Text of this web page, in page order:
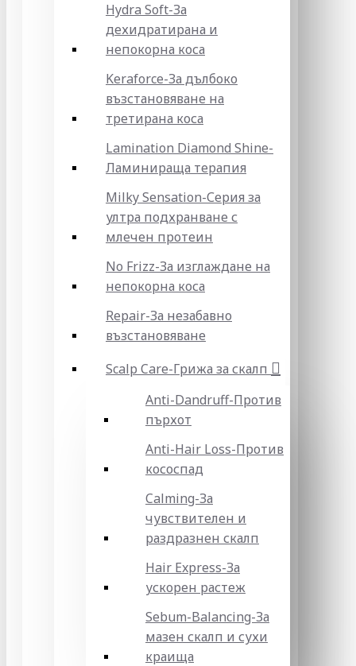
Hydra Soft-За
дехидратирана и
непокорна коса
Keraforce-За дълбоко
възстановяване на
третирана коса
Lamination Diamond Shine-
Ламинираща терапия
Milky Sensation-Серия за
ултра подхранване с
млечен протеин
No Frizz-За изглаждане на
непокорна коса
Repair-За незабавно
възстановяване
Scalp Care-Грижа за скалп
Anti-Dandruff-Против
пърхот
Anti-Hair Loss-Против
кососпад
Calming-За
чувствителен и
раздразнен скалп
Hair Express-За
ускорен растеж
Sebum-Balancing-За
мазен скалп и сухи
краища